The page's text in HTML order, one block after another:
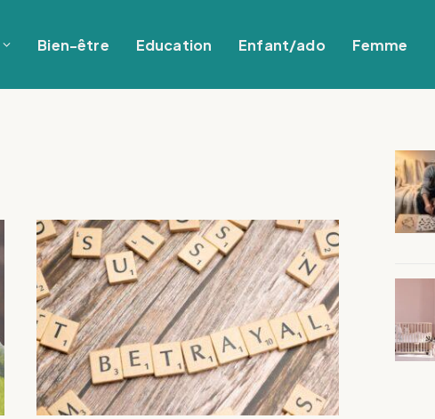
Bien-être Education Enfant/ado Femme